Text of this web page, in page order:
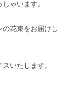
ゃいます。
の花束をお届けし
いたします。